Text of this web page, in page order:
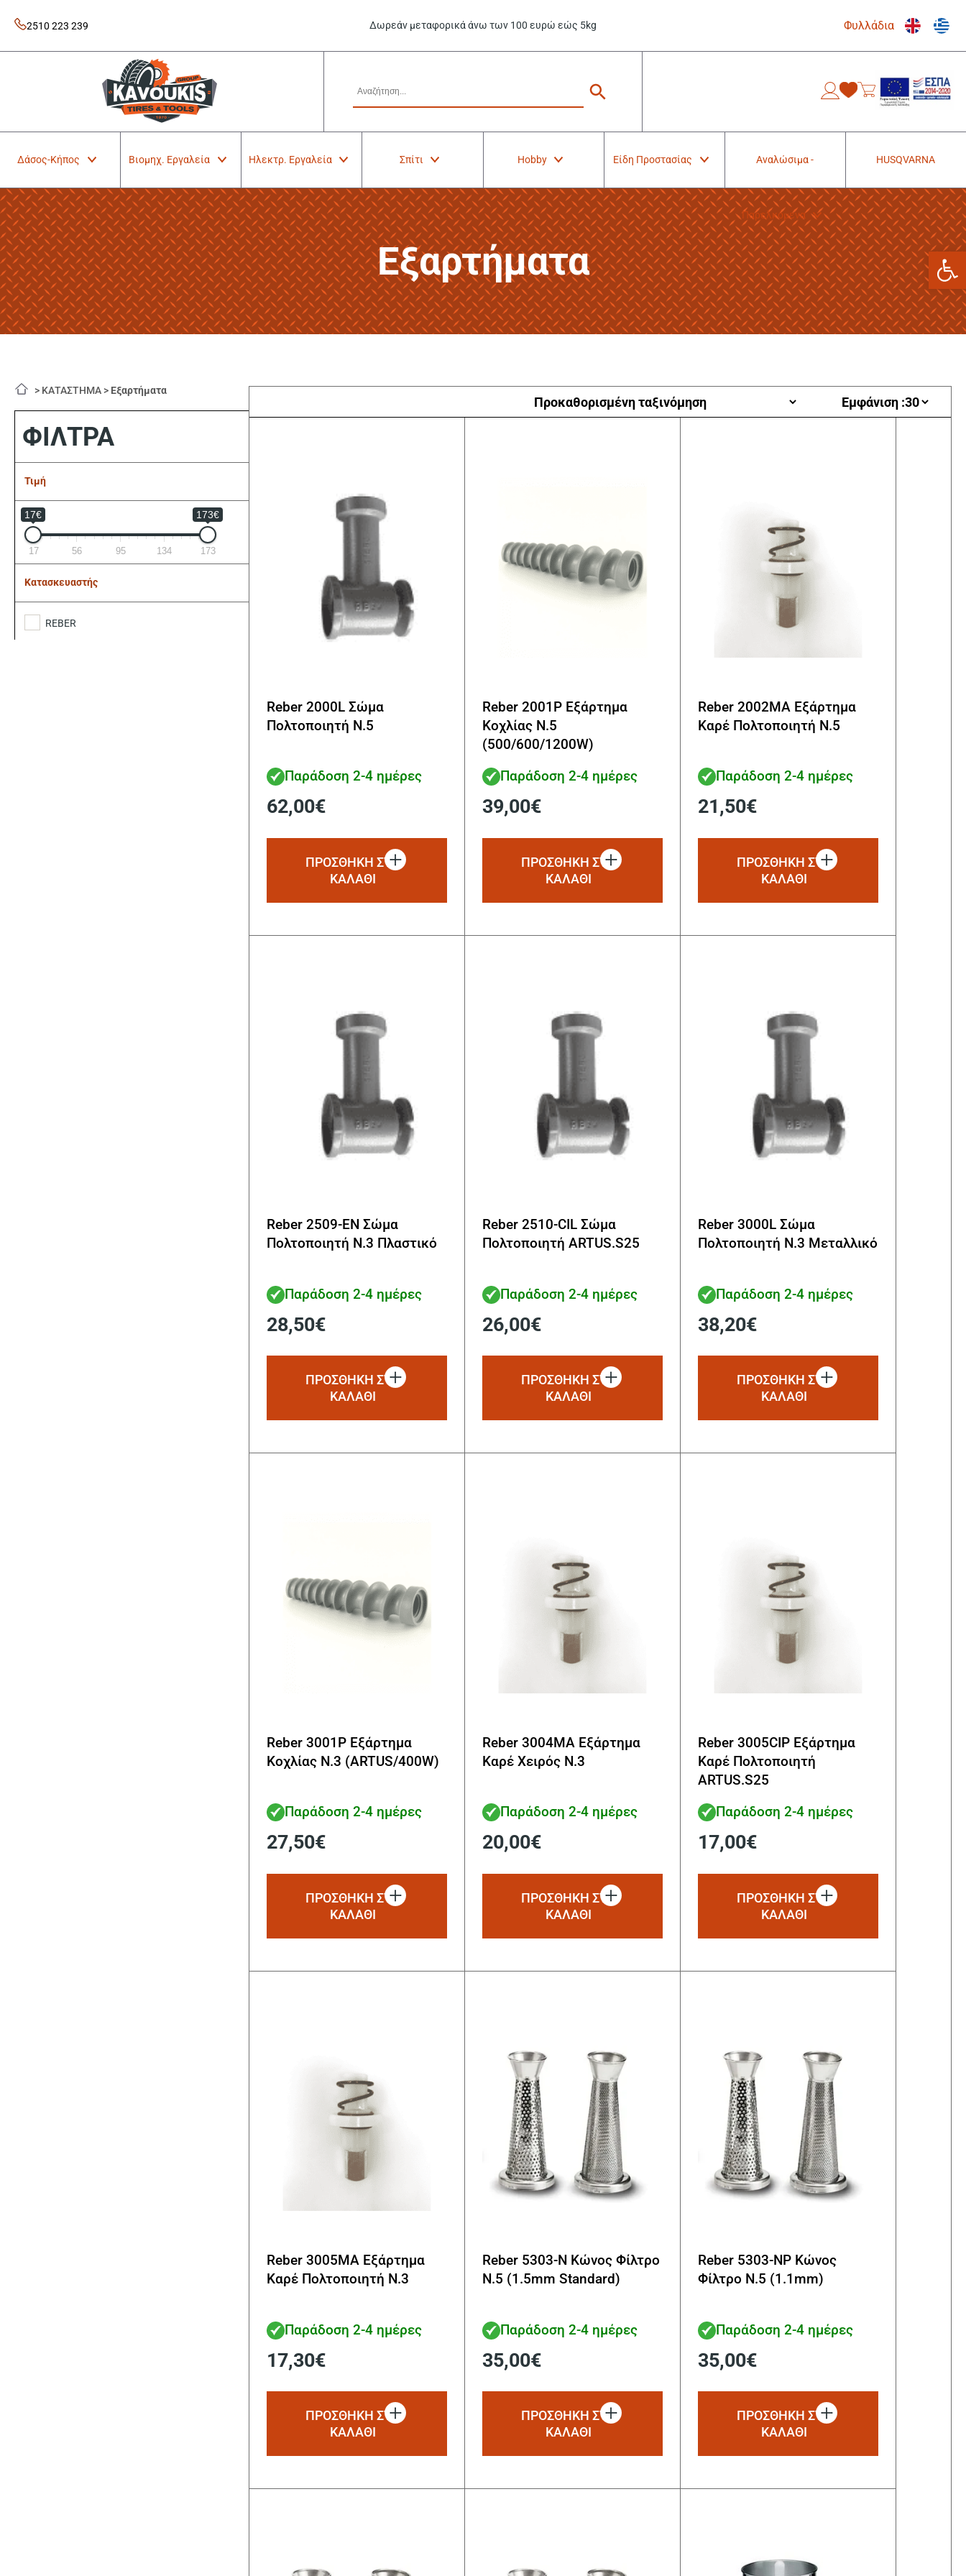
content
2510 223 239 Δωρεάν μεταφορικά άνω των 100 ευρώ εώς 5kg Φυλλάδια
Kavoukis Tools
Tires & Tools
Δάσος-Κήπος Βιομηχ. Εργαλεία Ηλεκτρ. Εργαλεία Σπίτι Hobby Είδη Προστασίας Αναλώσιμα -
Παρελκόμενα
HUSQVARNA
Εξαρτήματα
> ΚΑΤΑΣΤΗΜΑ > Εξαρτήματα
ΦΙΛΤΡΑ
Τιμή
17€ 173€
17 56 95 134 173
Κατασκευαστής
REBER
Reber 2000L Σώμα
Πολτοποιητή N.5
Παράδοση 2-4 ημέρες
62,00€
ΠΡΟΣΘΗΚΗ ΣΤΟ
ΚΑΛΑΘΙ
Reber 2001Ρ Εξάρτημα
Kοχλίας Ν.5
(500/600/1200W)
Παράδοση 2-4 ημέρες
39,00€
ΠΡΟΣΘΗΚΗ ΣΤΟ
ΚΑΛΑΘΙ
Reber 2002MA Εξάρτημα
Καρέ Πολτοποιητή Ν.5
Παράδοση 2-4 ημέρες
21,50€
ΠΡΟΣΘΗΚΗ ΣΤΟ
ΚΑΛΑΘΙ
Reber 2509-EN Σώμα
Πολτοποιητή N.3 Πλαστικό
Παράδοση 2-4 ημέρες
28,50€
ΠΡΟΣΘΗΚΗ ΣΤΟ
ΚΑΛΑΘΙ
Reber 2510-CIL Σώμα
Πολτοποιητή ARTUS.S25
Παράδοση 2-4 ημέρες
26,00€
ΠΡΟΣΘΗΚΗ ΣΤΟ
ΚΑΛΑΘΙ
Reber 3000L Σώμα
Πολτοποιητή N.3 Μεταλλικό
Παράδοση 2-4 ημέρες
38,20€
ΠΡΟΣΘΗΚΗ ΣΤΟ
ΚΑΛΑΘΙ
Reber 3001Ρ Εξάρτημα
Kοχλίας Ν.3 (ARTUS/400W)
Παράδοση 2-4 ημέρες
27,50€
ΠΡΟΣΘΗΚΗ ΣΤΟ
ΚΑΛΑΘΙ
Reber 3004MA Εξάρτημα
Καρέ Χειρός N.3
Παράδοση 2-4 ημέρες
20,00€
ΠΡΟΣΘΗΚΗ ΣΤΟ
ΚΑΛΑΘΙ
Reber 3005CIP Εξάρτημα
Καρέ Πολτοποιητή
ΑRTUS.S25
Παράδοση 2-4 ημέρες
17,00€
ΠΡΟΣΘΗΚΗ ΣΤΟ
ΚΑΛΑΘΙ
Reber 3005MA Εξάρτημα
Καρέ Πολτοποιητή Ν.3
Παράδοση 2-4 ημέρες
17,30€
ΠΡΟΣΘΗΚΗ ΣΤΟ
ΚΑΛΑΘΙ
Reber 5303-N Κώνος Φίλτρο
N.5 (1.5mm Standard)
Παράδοση 2-4 ημέρες
35,00€
ΠΡΟΣΘΗΚΗ ΣΤΟ
ΚΑΛΑΘΙ
Reber 5303-NP Κώνος
Φίλτρο N.5 (1.1mm)
Παράδοση 2-4 ημέρες
35,00€
ΠΡΟΣΘΗΚΗ ΣΤΟ
ΚΑΛΑΘΙ